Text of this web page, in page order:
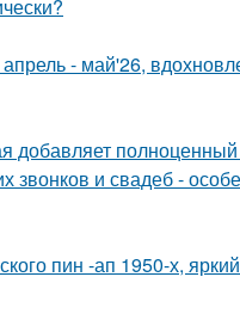
- май'26,
звонков и свадеб -
пин -ап 1950-х,